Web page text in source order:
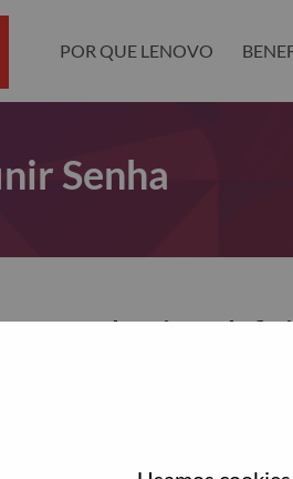
POR QUE LENOVO
Senha
que deseja
address associated
por email um link para